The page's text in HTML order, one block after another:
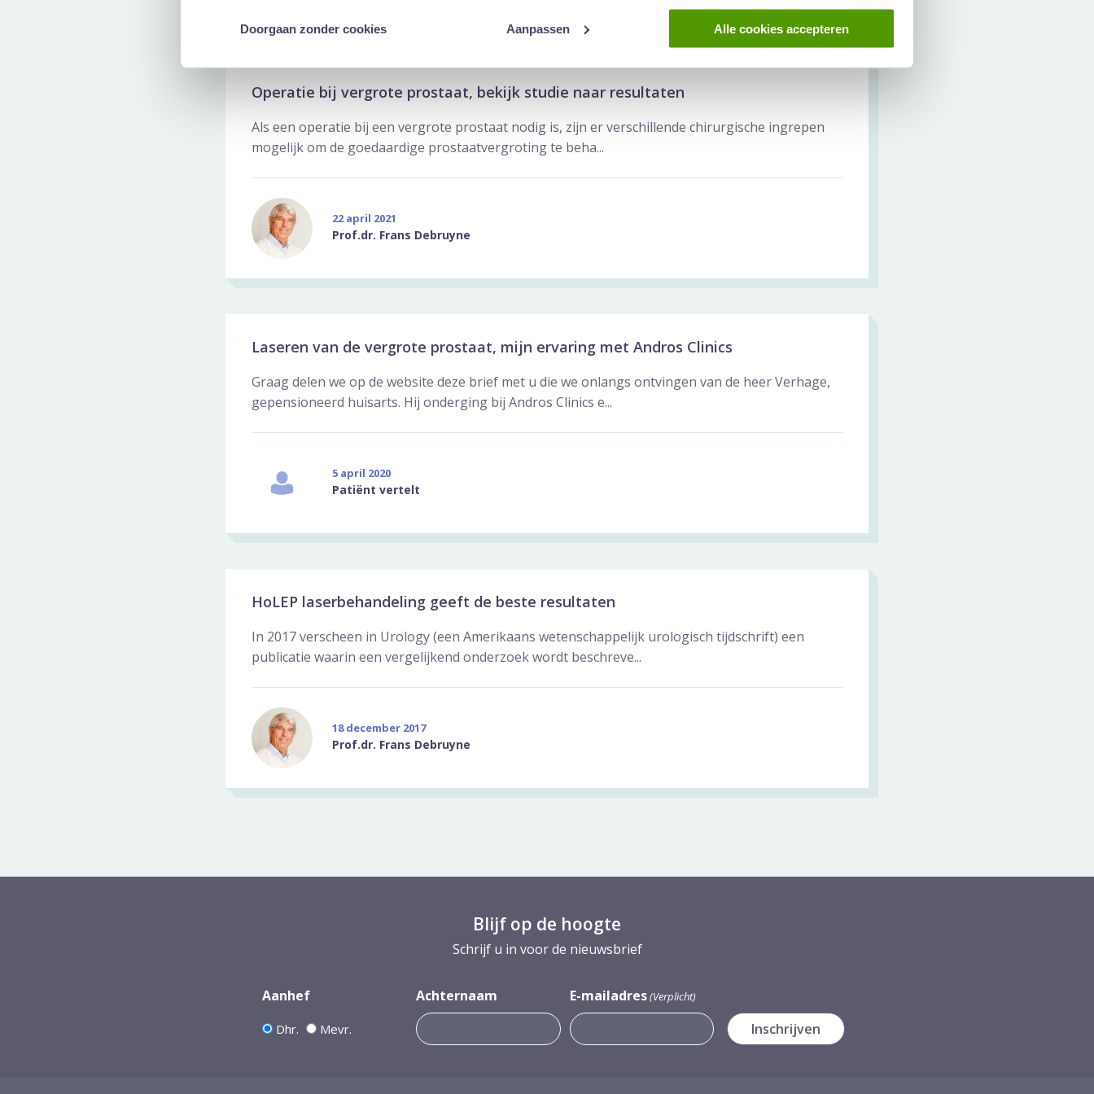
Doorgaan zonder cookies Aanpassen Alle cookies accepteren
Operatie bij vergrote prostaat, bekijk studie naar resultaten
Als een operatie bij een vergrote prostaat nodig is, zijn er verschillende chirurgische ingrepen
mogelijk om de goedaardige prostaatvergroting te beha...
22 april 2021
Prof.dr. Frans Debruyne
Laseren van de vergrote prostaat, mijn ervaring met Andros Clinics
Graag delen we op de website deze brief met u die we onlangs ontvingen van de heer Verhage,
gepensioneerd huisarts. Hij onderging bij Andros Clinics e...
5 april 2020
Patiënt vertelt
HoLEP laserbehandeling geeft de beste resultaten
In 2017 verscheen in Urology (een Amerikaans wetenschappelijk urologisch tijdschrift) een
publicatie waarin een vergelijkend onderzoek wordt beschreve...
18 december 2017
Prof.dr. Frans Debruyne
Blijf op de hoogte
Schrijf u in voor de nieuwsbrief
Aanhef
Dhr. Mevr.
Achternaam E-mailadres(Verplicht)